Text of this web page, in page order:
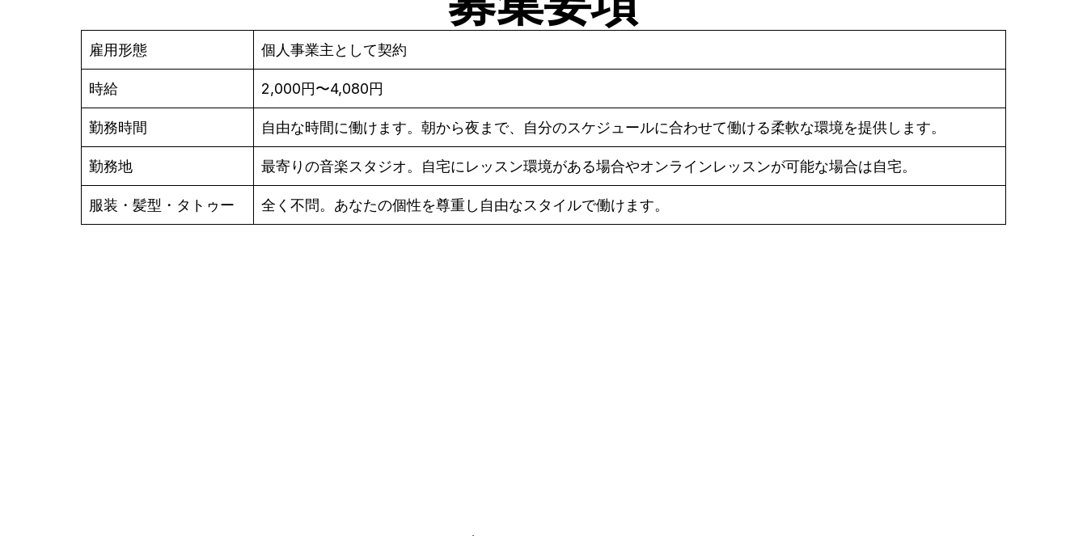
雇用形態 個人事業主として契約
時給 2,000円〜4,080円
勤務時間 自由な時間に働けます。朝から夜まで、自分のスケジュールに合わせて働ける柔軟な環境を提供します。
勤務地 最寄りの音楽スタジオ。自宅にレッスン環境がある場合やオンラインレッスンが可能な場合は自宅。
服装・髪型・タトゥー 全く不問。あなたの個性を尊重し自由なスタイルで働けます。